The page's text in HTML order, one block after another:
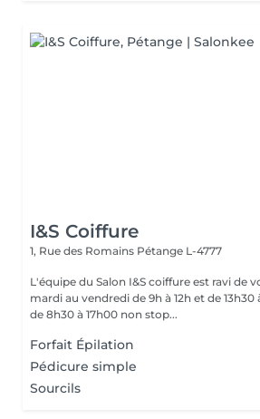
I&S Coiffure
1, Rue des Romains Pétange L-4777
L'équipe du Salon I&S coiffure est ravi de
mardi au vendredi de 9h à 12h et de 13h30
de 8h30 à 17h00 non stop...
Forfait Épilation
Pédicure simple
Sourcils